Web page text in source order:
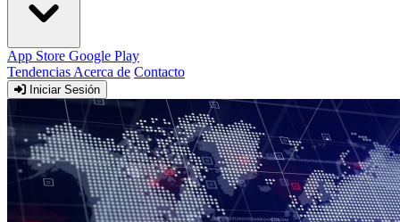
App Store Google Play
Tendencias Acerca de Contacto
Iniciar Sesión